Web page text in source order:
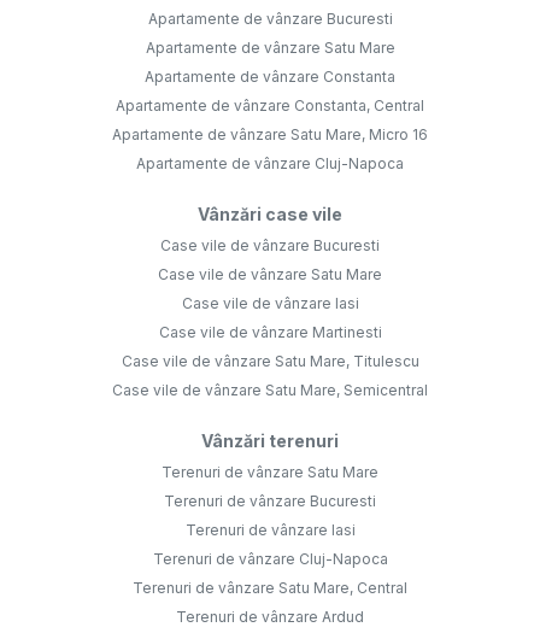
Apartamente de vânzare Bucuresti
Apartamente de vânzare Satu Mare
Apartamente de vânzare Constanta
Apartamente de vânzare Constanta, Central
Apartamente de vânzare Satu Mare, Micro 16
Apartamente de vânzare Cluj-Napoca
Vânzări case vile
Case vile de vânzare Bucuresti
Case vile de vânzare Satu Mare
Case vile de vânzare Iasi
Case vile de vânzare Martinesti
Case vile de vânzare Satu Mare, Titulescu
Case vile de vânzare Satu Mare, Semicentral
Vânzări terenuri
Terenuri de vânzare Satu Mare
Terenuri de vânzare Bucuresti
Terenuri de vânzare Iasi
Terenuri de vânzare Cluj-Napoca
Terenuri de vânzare Satu Mare, Central
Terenuri de vânzare Ardud